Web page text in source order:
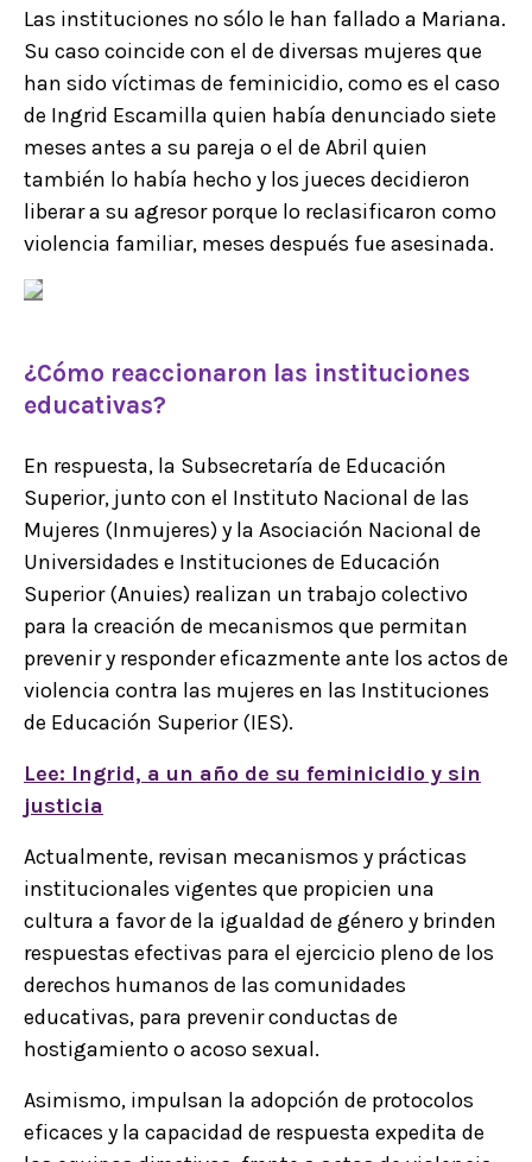
Las instituciones no sólo le han fallado a Mariana.
Su caso coincide con el de diversas mujeres que
han sido víctimas de feminicidio, como es el caso
de Ingrid Escamilla quien había denunciado siete
meses antes a su pareja o el de Abril quien
también lo había hecho y los jueces decidieron
liberar a su agresor porque lo reclasificaron como
violencia familiar, meses después fue asesinada.
¿Cómo reaccionaron las instituciones
educativas?
En respuesta, la Subsecretaría de Educación
Superior, junto con el Instituto Nacional de las
Mujeres (Inmujeres) y la Asociación Nacional de
Universidades e Instituciones de Educación
Superior (Anuies) realizan un trabajo colectivo
para la creación de mecanismos que permitan
prevenir y responder eficazmente ante los actos de
violencia contra las mujeres en las Instituciones
de Educación Superior (IES).
Lee: Ingrid, a un año de su feminicidio y sin
justicia
Actualmente, revisan mecanismos y prácticas
institucionales vigentes que propicien una
cultura a favor de la igualdad de género y brinden
respuestas efectivas para el ejercicio pleno de los
derechos humanos de las comunidades
educativas, para prevenir conductas de
hostigamiento o acoso sexual.
Asimismo, impulsan la adopción de protocolos
eficaces y la capacidad de respuesta expedita de